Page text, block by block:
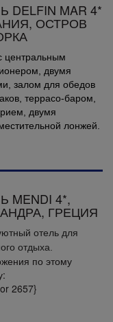
DELFIN MAR 4*
ОСТРОВ
центральным
двумя
залом для обедов
террасо-баром,
двумя
лонжей.
MENDI 4*,
ГРЕЦИЯ
отель для
отдыха.
по этому
2657}